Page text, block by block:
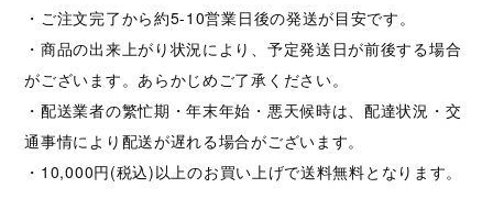
・ご注文完了から約5-10営業日後の発送が目安です。
・商品の出来上がり状況により、予定発送日が前後する場合
がございます。あらかじめご了承ください。
・配送業者の繁忙期・年末年始・悪天候時は、配達状況・交
通事情により配送が遅れる場合がございます。
・10,000円(税込)以上のお買い上げで送料無料となります。